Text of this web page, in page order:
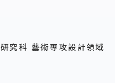
究科 藝術專攻設計領域